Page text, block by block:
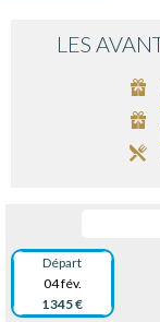
LES
Départ
04 fév.
1 345 €